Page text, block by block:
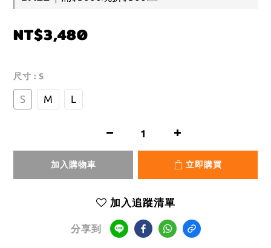
NT$3,480
尺寸 : S
S M L
加入購物車 立即購買
加入追蹤清單
分享到